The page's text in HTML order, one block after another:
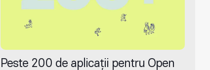
Peste 200 de aplicații pentru Open